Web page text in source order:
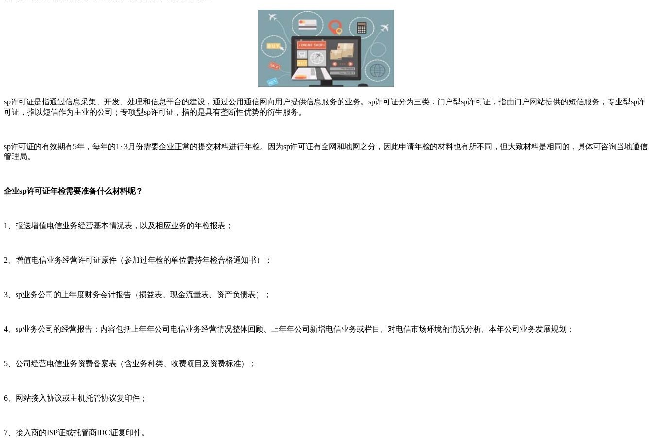
sp许可证是指通过信息采集、开发、处理和信息平台的建设，通过公用通信网向用户提供信息服务的业务。sp许可证分为三类：门户型sp许可证，指由门户网站提供的短信服务；专业型sp许
可证，指以短信作为主业的公司；专项型sp许可证，指的是具有垄断性优势的衍生服务。
sp许可证的有效期有5年，每年的1~3月份需要企业正常的提交材料进行年检。因为sp许可证有全网和地网之分，因此申请年检的材料也有所不同，但大致材料是相同的，具体可咨询当地通信
管理局。
企业sp许可证年检需要准备什么材料呢？
1、报送增值电信业务经营基本情况表，以及相应业务的年检报表；
2、增值电信业务经营许可证原件（参加过年检的单位需持年检合格通知书）；
3、sp业务公司的上年度财务会计报告（损益表、现金流量表、资产负债表）；
4、sp业务公司的经营报告：内容包括上年年公司电信业务经营情况整体回顾、上年年公司新增电信业务或栏目、对电信市场环境的情况分析、本年公司业务发展规划；
5、公司经营电信业务资费备案表（含业务种类、收费项目及资费标准）；
6、网站接入协议或主机托管协议复印件；
7、接入商的ISP证或托管商IDC证复印件。